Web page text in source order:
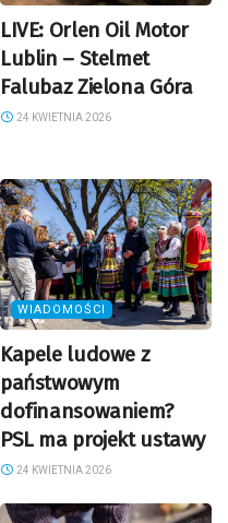
LIVE: Orlen Oil Motor
Lublin – Stelmet
Falubaz Zielona Góra
24 KWIETNIA 2026
WIADOMOŚCI
Kapele ludowe z
państwowym
dofinansowaniem?
PSL ma projekt ustawy
24 KWIETNIA 2026